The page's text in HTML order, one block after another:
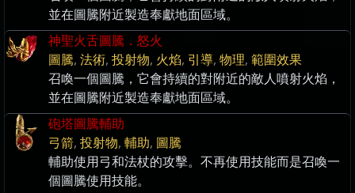
並在圖騰附近製造奉獻地面區域。
神聖火舌圖騰．怒火
圖騰, 法術, 投射物, 火焰, 引導, 物理, 範圍效果
召喚一個圖騰，它會持續的對附近的敵人噴射火焰，
並在圖騰附近製造奉獻地面區域。
砲塔圖騰輔助
弓箭, 投射物, 輔助, 圖騰
輔助使用弓和法杖的攻擊。不再使用技能而是召喚一
個圖騰使用技能。